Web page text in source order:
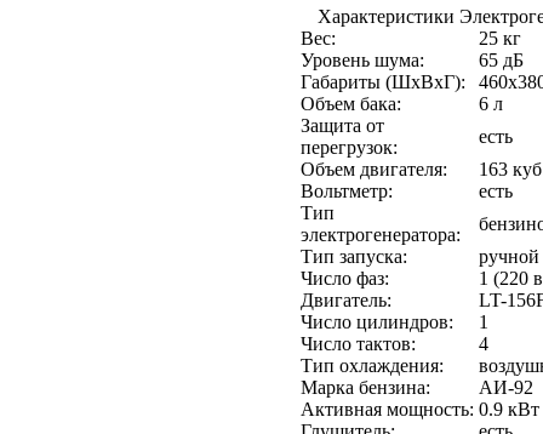
Характеристики
Вес:
25 кг
Уровень шума:
65 дБ
Габариты (ШхВхГ):
Объем бака:
6 л
Защита от
перегрузок:
есть
Объем двигателя:
163
Вольтметр:
есть
Тип
электрогенератора:
Тип запуска:
ручной
Число фаз:
1 (220
Двигатель:
LT-
Число цилиндров:
1
Число тактов:
4
Тип охлаждения:
Марка бензина:
АИ-92
Активная мощность: 0.9 кВт